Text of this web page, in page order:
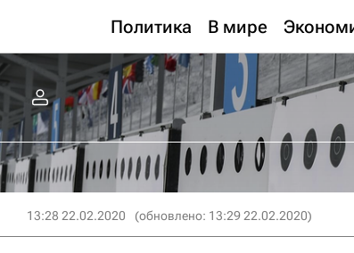
Политика В мире
13:28 22.02.2020 (обновлено: 13:29 22.02.2020)